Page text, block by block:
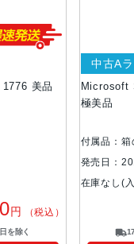
美品
円 （税込）
を除く
Microsoft
極美品
中古A
付属品：箱
発売日：
在庫なし(